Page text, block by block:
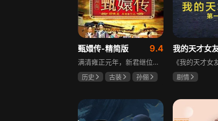
甄嬛传-精简版 9.4
满清雍正元年，新君继位后朝堂看似祥和实则暗流涌动，后宫华妃与皇后分庭抗礼，各方势力裹挟其中凶险异常，太后主持选秀拉开帷幕，大理寺少卿甄远道长女甄嬛意外得雍正赏识步入皇宫，在皇后与华妃的夹击下，甄嬛小心周旋忍辱负重，不得不用智慧保护自己，一次次卷入残酷宫闱斗争。
历史 古装
孙俪
我的天才女
剧情